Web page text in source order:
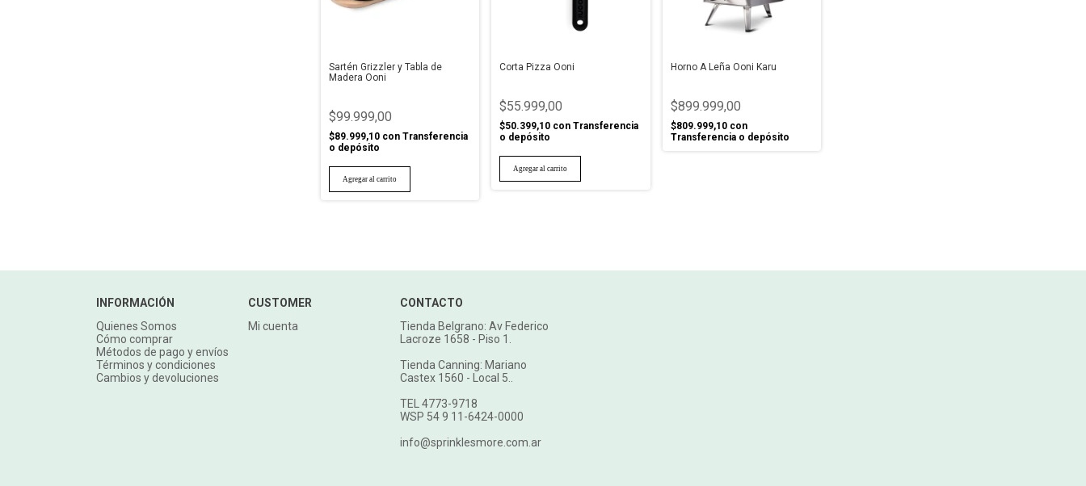
Sartén Grizzler y Tabla de
Madera Ooni
$99.999,00
$89.999,10 con Transferencia
o depósito
Corta Pizza Ooni
$55.999,00
$50.399,10 con Transferencia
o depósito
Horno A Leña Ooni Karu
$899.999,00
$809.999,10 con
Transferencia o depósito
INFORMACIÓN
Quienes Somos
Cómo comprar
Métodos de pago y envíos
Términos y condiciones
Cambios y devoluciones
CUSTOMER
Mi cuenta
CONTACTO
Tienda Belgrano: Av Federico
Lacroze 1658 - Piso 1.
Tienda Canning: Mariano
Castex 1560 - Local 5..
TEL 4773-9718
WSP 54 9 11-6424-0000
info@sprinklesmore.com.ar